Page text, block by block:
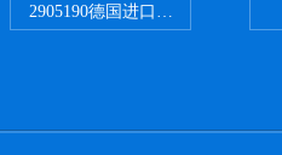
2905190德国进口菲尼克斯继电器